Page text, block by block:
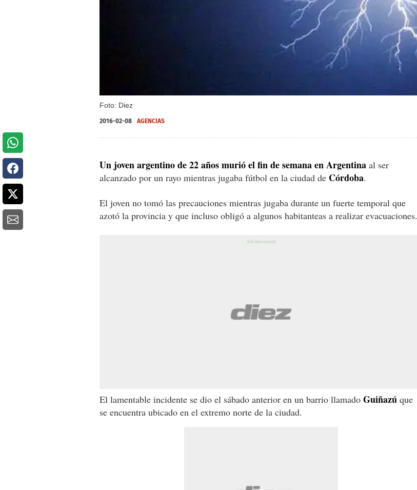
Foto: Diez
2016-02-08 AGENCIAS
Un joven argentino de 22 años murió el fin de semana en Argentina al ser
alcanzado por un rayo mientras jugaba fútbol en la ciudad de Córdoba.
El joven no tomó las precauciones mientras jugaba durante un fuerte temporal que
azotó la provincia y que incluso obligó a algunos habitanteas a realizar evacuaciones.
El lamentable incidente se dio el sábado anterior en un barrio llamado Guiñazú que
se encuentra ubicado en el extremo norte de la ciudad.